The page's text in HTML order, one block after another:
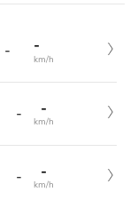
- -
km/h
- -
km/h
- -
km/h